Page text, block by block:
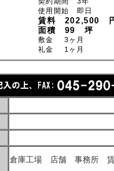
使用開始 即日
賃料 202,500
面積 99 坪
敷金 3ヶ月
礼金 1ヶ月
倉庫工場 店舗 事務所